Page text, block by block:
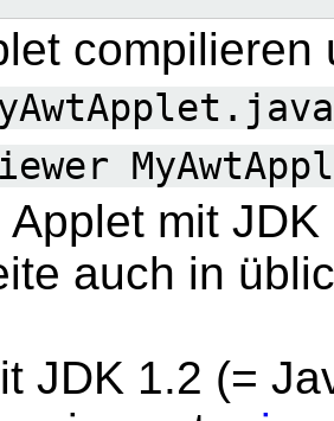
compilieren
Applet mit
auch in
JDK 1.2 (=